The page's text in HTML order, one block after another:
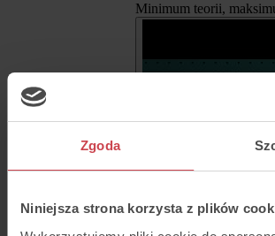
Zgoda
Niniejsza strona korzysta z plików
Minimum teorii,